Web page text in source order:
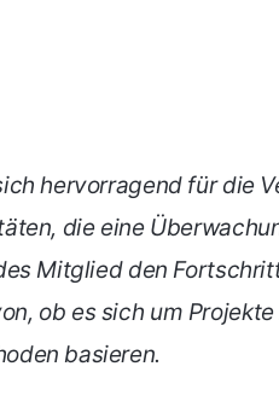
hervorragend für die
die eine
Mitglied den
ob es sich um
basieren.